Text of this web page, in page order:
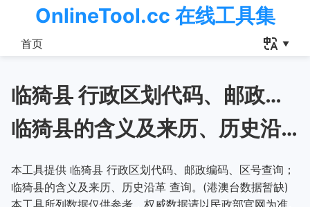
OnlineTool.cc 在线工具集
首页
临猗县 行政区划代码、邮政编码、区号查询
临猗县的含义及来历、历史沿革
本工具提供 临猗县 行政区划代码、邮政编码、区号查询；
临猗县的含义及来历、历史沿革 查询。(港澳台数据暂缺)
本工具所列数据仅供参考，权威数据请以民政部官网为准。